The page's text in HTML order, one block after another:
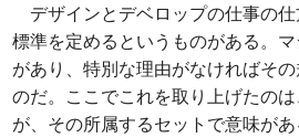
デザインとデベロップの仕事の
標準を定めるというものがある。
があり、特別な理由がなければそ
のだ。ここでこれを取り上げたの
が、その所属するセットで意味が